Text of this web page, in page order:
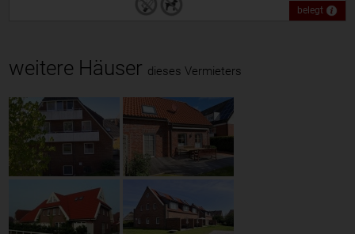
belegt
weitere Häuser dieses Vermieters